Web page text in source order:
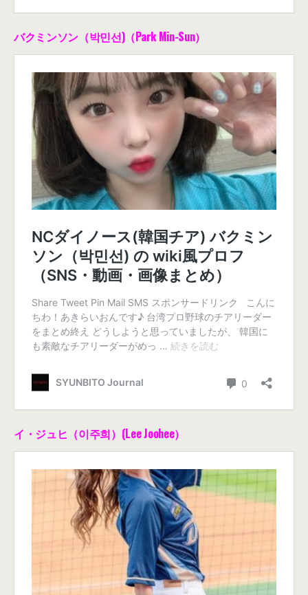
バクミンソン（박민선)（Park Min-Sun）
イ・ジュヒ（이주희）(Lee Joohee）